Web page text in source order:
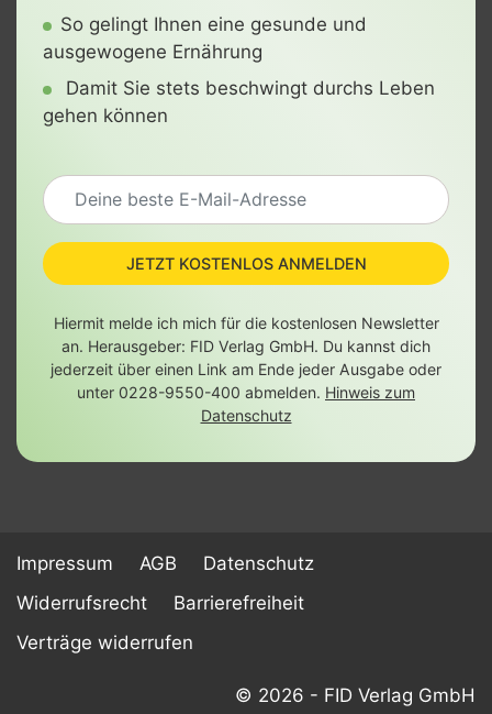
So gelingt Ihnen eine gesunde und
ausgewogene Ernährung
Damit Sie stets beschwingt durchs Leben
gehen können
JETZT KOSTENLOS ANMELDEN
Hiermit melde ich mich für die kostenlosen Newsletter
an. Herausgeber: FID Verlag GmbH. Du kannst dich
jederzeit über einen Link am Ende jeder Ausgabe oder
unter 0228-9550-400 abmelden. Hinweis zum
Datenschutz
Impressum AGB
Datenschutz
Widerrufsrecht
Barrierefreiheit
Verträge widerrufen
© 2026 - FID Verlag GmbH